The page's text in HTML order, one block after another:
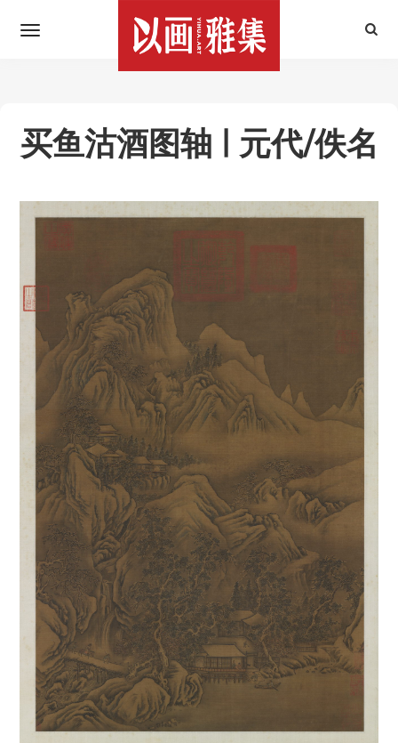
买鱼沽酒图轴 | 元代/佚名